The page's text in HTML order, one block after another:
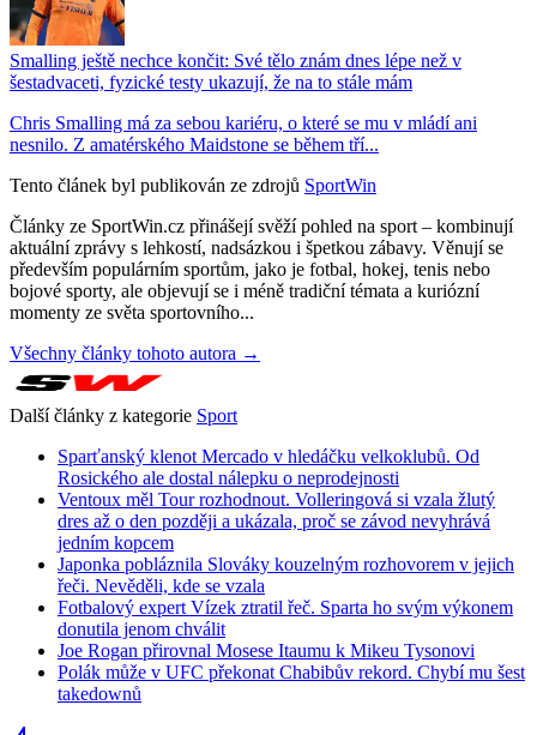
Smalling ještě nechce končit: Své tělo znám dnes lépe než v
šestadvaceti, fyzické testy ukazují, že na to stále mám
Chris Smalling má za sebou kariéru, o které se mu v mládí ani
nesnilo. Z amatérského Maidstone se během tří...
Tento článek byl publikován ze zdrojů SportWin
Články ze SportWin.cz přinášejí svěží pohled na sport – kombinují
aktuální zprávy s lehkostí, nadsázkou i špetkou zábavy. Věnují se
především populárním sportům, jako je fotbal, hokej, tenis nebo
bojové sporty, ale objevují se i méně tradiční témata a kuriózní
momenty ze světa sportovního...
Všechny články tohoto autora →
Další články z kategorie Sport
Sparťanský klenot Mercado v hledáčku velkoklubů. Od
Rosického ale dostal nálepku o neprodejnosti
Ventoux měl Tour rozhodnout. Volleringová si vzala žlutý
dres až o den později a ukázala, proč se závod nevyhrává
jedním kopcem
Japonka pobláznila Slováky kouzelným rozhovorem v jejich
řeči. Nevěděli, kde se vzala
Fotbalový expert Vízek ztratil řeč. Sparta ho svým výkonem
donutila jenom chválit
Joe Rogan přirovnal Mosese Itaumu k Mikeu Tysonovi
Polák může v UFC překonat Chabibův rekord. Chybí mu šest
takedownů